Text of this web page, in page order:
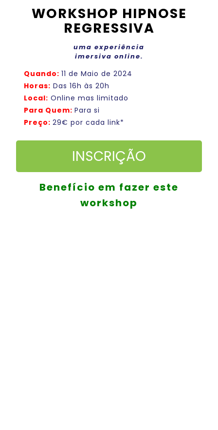
WORKSHOP HIPNOSE
REGRESSIVA
uma experiência
imersiva online.
Quando: 11 de Maio de 2024
Horas: Das 16h às 20h
Local: Online mas limitado
Para Quem: Para si
Preço: 29€ por cada link*
INSCRIÇÃO
Benefício em fazer este
workshop